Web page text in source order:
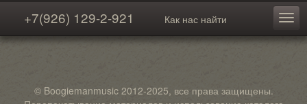
+7(926) 129-2-921 Как нас найти
© Boogiemanmusic 2012-2025, все права защищены.